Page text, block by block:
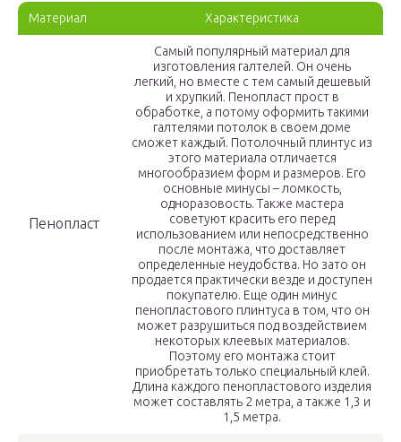
Материал Характеристика
Пенопласт
Самый популярный материал для
изготовления галтелей. Он очень
легкий, но вместе с тем самый дешевый
и хрупкий. Пенопласт прост в
обработке, а потому оформить такими
галтелями потолок в своем доме
сможет каждый. Потолочный плинтус из
этого материала отличается
многообразием форм и размеров. Его
основные минусы – ломкость,
одноразовость. Также мастера
советуют красить его перед
использованием или непосредственно
после монтажа, что доставляет
определенные неудобства. Но зато он
продается практически везде и доступен
покупателю. Еще один минус
пенопластового плинтуса в том, что он
может разрушиться под воздействием
некоторых клеевых материалов.
Поэтому его монтажа стоит
приобретать только специальный клей.
Длина каждого пенопластового изделия
может составлять 2 метра, а также 1,3 и
1,5 метра.